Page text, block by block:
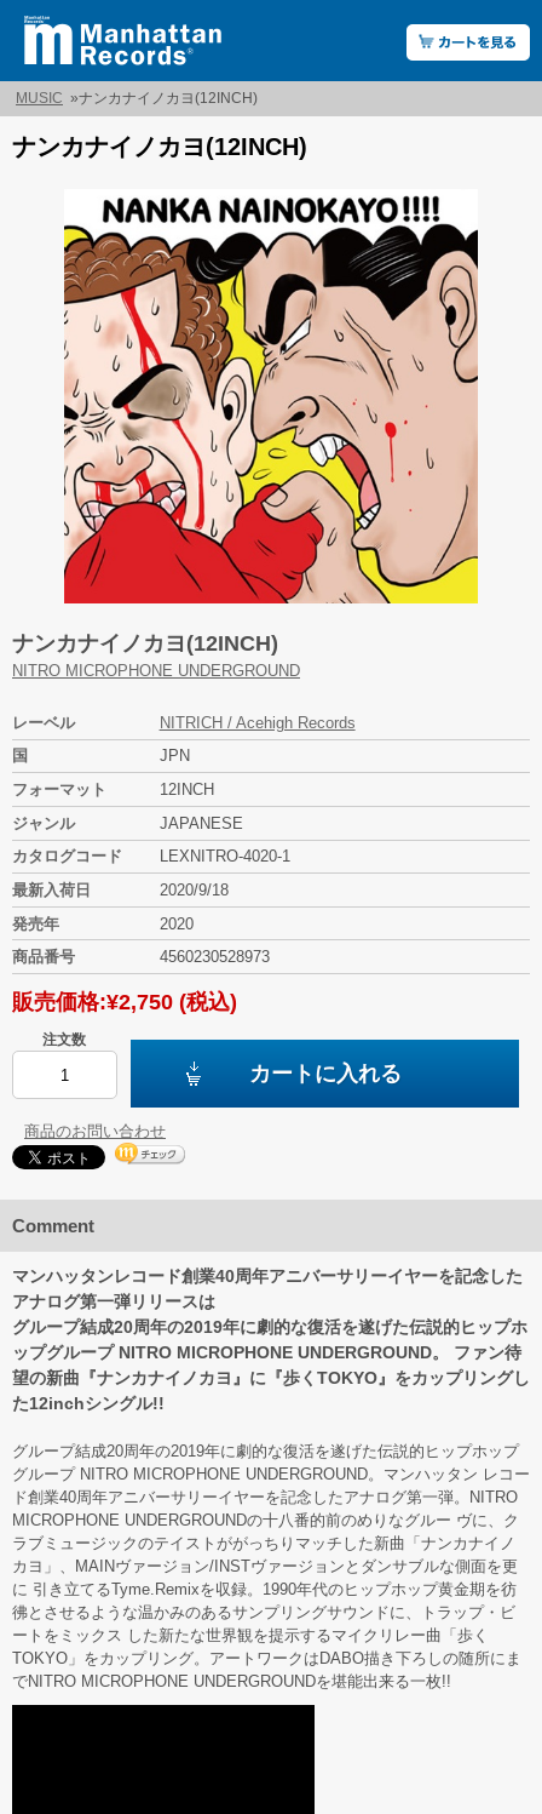
MUSIC »ナンカナイノカヨ(12INCH)
ナンカナイノカヨ(12INCH)
ナンカナイノカヨ(12INCH)
NITRO MICROPHONE UNDERGROUND
レーベル
NITRICH / Acehigh Records
国
JPN
フォーマット
12INCH
ジャンル
JAPANESE
カタログコード
LEXNITRO-4020-1
最新入荷日
2020/9/18
発売年
2020
商品番号
4560230528973
販売価格:¥2,750 (税込)
注文数
カートに入れる
商品のお問い合わせ
Comment
マンハッタンレコード創業40周年アニバーサリーイヤーを記念した
アナログ第一弾リリースは
グループ結成20周年の2019年に劇的な復活を遂げた伝説的ヒップホ
ップグループ NITRO MICROPHONE UNDERGROUND。 ファン待
望の新曲『ナンカナイノカヨ』に『歩くTOKYO』をカップリングし
た12inchシングル!!
グループ結成20周年の2019年に劇的な復活を遂げた伝説的ヒップホップ
グループ NITRO MICROPHONE UNDERGROUND。マンハッタン レコー
ド創業40周年アニバーサリーイヤーを記念したアナログ第一弾。NITRO
MICROPHONE UNDERGROUNDの十八番的前のめりなグルー ヴに、ク
ラブミュージックのテイストががっちりマッチした新曲「ナンカナイノ
カヨ」、MAINヴァージョン/INSTヴァージョンとダンサブルな側面を更
に 引き立てるTyme.Remixを収録。1990年代のヒップホップ黄金期を彷
彿とさせるような温かみのあるサンプリングサウンドに、トラップ・ビ
ートをミックス した新たな世界観を提示するマイクリレー曲「歩く
TOKYO」をカップリング。アートワークはDABO描き下ろしの随所にま
でNITRO MICROPHONE UNDERGROUNDを堪能出来る一枚!!